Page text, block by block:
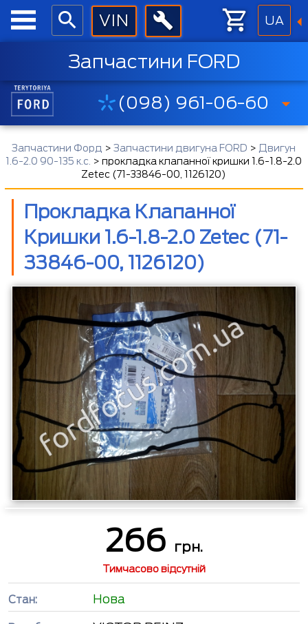
UA
Запчастини FORD
(098) 961-06-60
Запчастини Форд >Запчастини двигуна FORD > Двигун
1.6-2.0 90-135 к.с. >прокладка клапанної кришки 1.6-1.8-2.0
Zetec (71-33846-00, 1126120)
Прокладка Клапанної
Кришки 1.6-1.8-2.0 Zetec (71-
33846-00, 1126120)
266 грн.
Тимчасово відсутній
Стан: Нова